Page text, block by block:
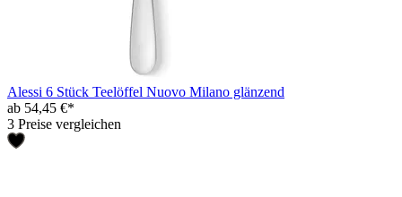
Alessi 6 Stück Teelöffel Nuovo Milano glänzend
ab 54,45 €*
3 Preise vergleichen